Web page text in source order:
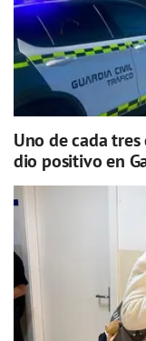
Uno de cada
dio positivo en